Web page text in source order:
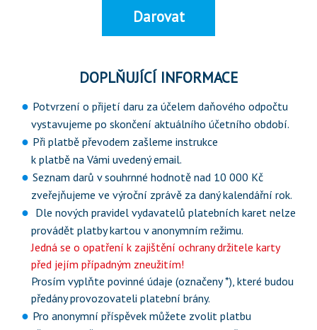
Darovat
DOPLŇUJÍCÍ INFORMACE
Potvrzení o přijetí daru za účelem daňového odpočtu
vystavujeme po skončení aktuálního účetního období.
Při platbě převodem zašleme instrukce
k platbě na Vámi uvedený email.
Seznam darů v souhrnné hodnotě nad 10 000 Kč
zveřejňujeme ve výroční zprávě za daný kalendářní rok.
Dle nových pravidel vydavatelů platebních karet nelze
provádět platby kartou v anonymním režimu.
Jedná se o opatření k zajištění ochrany držitele karty
před jejím případným zneužitím!
Prosím vyplňte povinné údaje (označeny *), které budou
předány provozovateli platební brány.
Pro anonymní příspěvek můžete zvolit platbu